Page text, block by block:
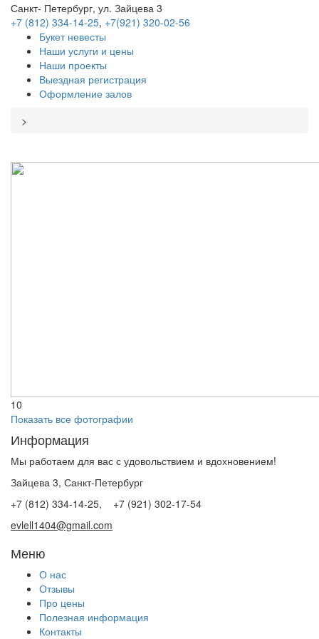
Санкт- Петербург, ул. Зайцева 3
+7 (812) 334-14-25, +7(921) 320-02-56
Букет невесты
Наши услуги и цены
Наши проекты
Выездная регистрация
Оформление залов
>
10
Показать все фотографии
Информация
Мы работаем для вас с удовольствием и вдохновением!
Зайцева 3, Санкт-Петербург
+7 (812) 334-14-25, +7 (921) 302-17-54
evlell1404@gmail.com
Меню
О нас
Отзывы
Про цены
Полезная информация
Контакты